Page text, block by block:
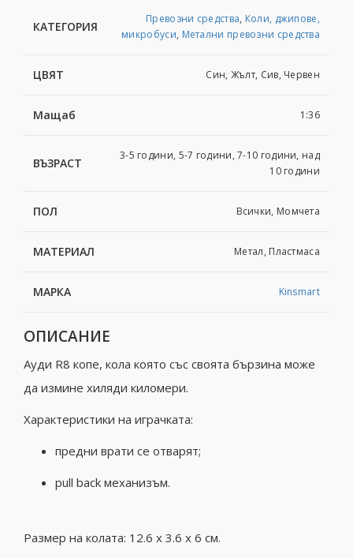
КАТЕГОРИЯ
Превозни средства, Коли, джипове,
микробуси, Метални превозни средства
ЦВЯТ Син, Жълт, Сив, Червен
Мащаб 1:36
ВЪЗРАСТ
3-5 години, 5-7 години, 7-10 години, над
10 години
ПОЛ Всички, Момчета
МАТЕРИАЛ Метал, Пластмаса
МАРКА Kinsmart
ОПИСАНИЕ
Ауди R8 копе, кола която със своята бързина може
да измине хиляди киломери.
Характеристики на играчката:
предни врати се отварят;
pull back механизъм.
Размер на колата: 12.6 x 3.6 x 6 см.